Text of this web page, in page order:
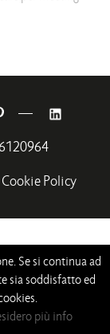
Cookie Policy
—
Se si continua ad
sia soddisfatto ed
più info